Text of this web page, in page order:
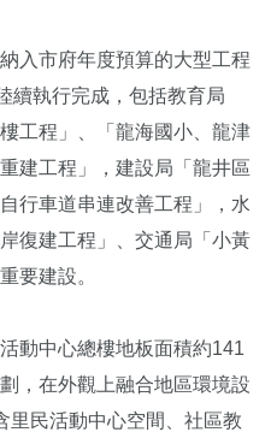
入市府年度預算的大型工程
續執行完成，包括教育局
工程」、「龍海國小、龍津
建工程」，建設局「龍井區
行車道串連改善工程」，水
復建工程」、交通局「小黃
要建設。
動中心總樓地板面積約141
，在外觀上融合地區環境設
里民活動中心空間、社區教